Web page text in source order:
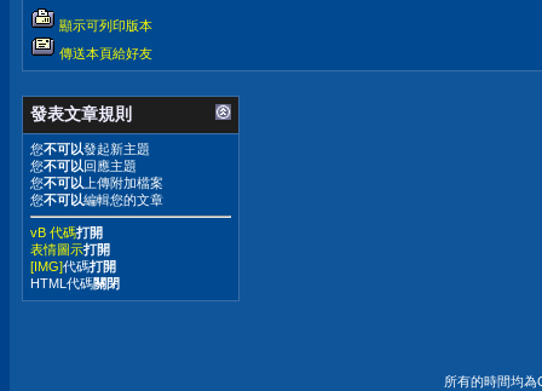
顯示可列印版本
傳送本頁給好友
發表文章規則
您不可以發起新主題
您不可以回應主題
您不可以 上傳附加檔案
您不可以編輯您的文章
vB 代碼打開
表情圖示打開
[IMG]代碼打開
HTML代碼關閉
所有的時間均為